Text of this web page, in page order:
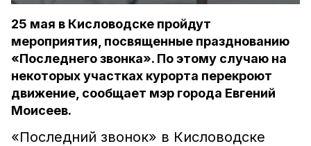
25 мая в Кисловодске пройдут
мероприятия, посвященные празднованию
«Последнего звонка». По этому случаю на
некоторых участках курорта перекроют
движение, сообщает мэр города Евгений
Моисеев.
«Последний звонок» в Кисловодске